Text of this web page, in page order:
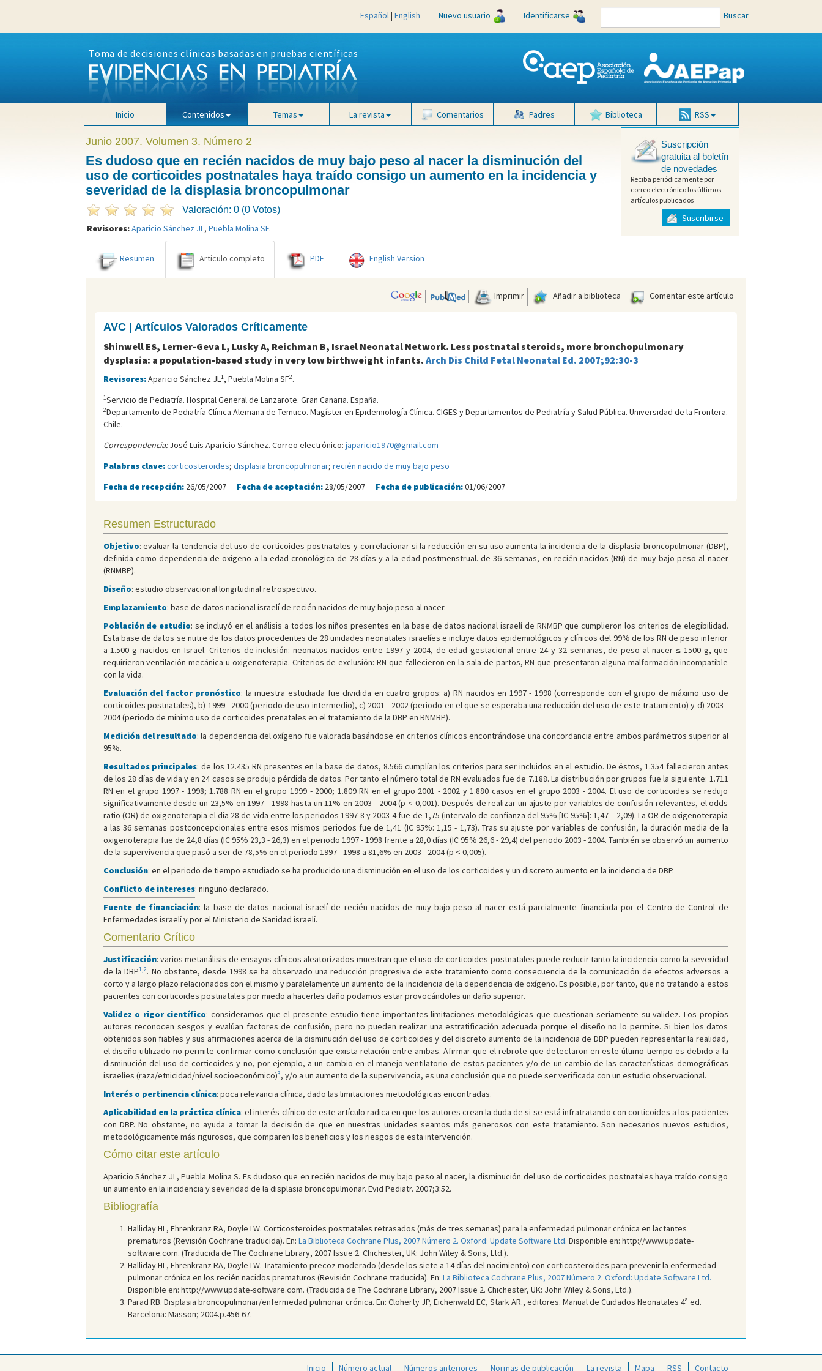
Español| English Nuevo usuario Identificarse Buscar
Toma de decisiones clínicas basadas en pruebas científicas
Inicio Contenidos Temas La revista Comentarios Padres Biblioteca RSS
Junio 2007. Volumen 3. Número 2
Es dudoso que en recién nacidos de muy bajo peso al nacer la disminución del
uso de corticoides postnatales haya traído consigo un aumento en la incidencia y
severidad de la displasia broncopulmonar
Valoración: 0 (0 Votos)
Revisores:Aparicio Sánchez JL, Puebla Molina SF.
Suscripción
gratuita al boletín
de novedades
Reciba periódicamente por
correo electrónico los últimos
artículos publicados
Suscribirse
Resumen Artículo completo PDF English Version
Imprimir Añadir a biblioteca Comentar este artículo
AVC | Artículos Valorados Críticamente
Shinwell ES, Lerner-Geva L, Lusky A, Reichman B, Israel Neonatal Network. Less postnatal steroids, more bronchopulmonary
dysplasia: a population-based study in very low birthweight infants. Arch Dis Child Fetal Neonatal Ed. 2007;92:30-3
Revisores:Aparicio Sánchez JL1, Puebla Molina SF2.
1Servicio de Pediatría. Hospital General de Lanzarote. Gran Canaria. España.
2Departamento de Pediatrí­a Clí­nica Alemana de Temuco. Magí­ster en Epidemiologí­a Clí­nica. CIGES y Departamentos de Pediatrí­a y Salud Pública. Universidad de la Frontera.
Chile.
Correspondencia:José Luis Aparicio Sánchez. Correo electrónico: japaricio1970@gmail.com
Palabras clave:corticosteroides; displasia broncopulmonar; recién nacido de muy bajo peso
Fecha de recepción: 26/05/2007 Fecha de aceptación: 28/05/2007 Fecha de publicación:01/06/2007
Resumen Estructurado
Objetivo: evaluar la tendencia del uso de corticoides postnatales y correlacionar si la reducción en su uso aumenta la incidencia de la displasia broncopulmonar (DBP),
definida como dependencia de oxígeno a la edad cronológica de 28 días y a la edad postmenstrual. de 36 semanas, en recién nacidos (RN) de muy bajo peso al nacer
(RNMBP).
Diseño: estudio observacional longitudinal retrospectivo.
Emplazamiento: base de datos nacional israelí de recién nacidos de muy bajo peso al nacer.
Población de estudio: se incluyó en el análisis a todos los niños presentes en la base de datos nacional israelí de RNMBP que cumplieron los criterios de elegibilidad.
Esta base de datos se nutre de los datos procedentes de 28 unidades neonatales israelíes e incluye datos epidemiológicos y clínicos del 99% de los RN de peso inferior
a 1.500 g nacidos en Israel. Criterios de inclusión: neonatos nacidos entre 1997 y 2004, de edad gestacional entre 24 y 32 semanas, de peso al nacer ≤ 1500 g, que
requirieron ventilación mecánica u oxigenoterapia. Criterios de exclusión: RN que fallecieron en la sala de partos, RN que presentaron alguna malformación incompatible
con la vida.
Evaluación del factor pronóstico: la muestra estudiada fue dividida en cuatro grupos: a) RN nacidos en 1997 - 1998 (corresponde con el grupo de máximo uso de
corticoides postnatales), b) 1999 - 2000 (periodo de uso intermedio), c) 2001 - 2002 (periodo en el que se esperaba una reducción del uso de este tratamiento) y d) 2003 -
2004 (periodo de mínimo uso de corticoides prenatales en el tratamiento de la DBP en RNMBP).
Medición del resultado: la dependencia del oxígeno fue valorada basándose en criterios clínicos encontrándose una concordancia entre ambos parámetros superior al
95%.
Resultados principales: de los 12.435 RN presentes en la base de datos, 8.566 cumplían los criterios para ser incluidos en el estudio. De éstos, 1.354 fallecieron antes
de los 28 días de vida y en 24 casos se produjo pérdida de datos. Por tanto el número total de RN evaluados fue de 7.188. La distribución por grupos fue la siguiente: 1.711
RN en el grupo 1997 - 1998; 1.788 RN en el grupo 1999 - 2000; 1.809 RN en el grupo 2001 - 2002 y 1.880 casos en el grupo 2003 - 2004. El uso de corticoides se redujo
significativamente desde un 23,5% en 1997 - 1998 hasta un 11% en 2003 - 2004 (p < 0,001). Después de realizar un ajuste por variables de confusión relevantes, el odds
ratio (OR) de oxigenoterapia el día 28 de vida entre los periodos 1997-8 y 2003-4 fue de 1,75 (intervalo de confianza del 95% [IC 95%]: 1,47 – 2,09). La OR de oxigenoterapia
a las 36 semanas postconcepcionales entre esos mismos periodos fue de 1,41 (IC 95%: 1,15 - 1,73). Tras su ajuste por variables de confusión, la duración media de la
oxigenoterapia fue de 24,8 días (IC 95% 23,3 - 26,3) en el periodo 1997 - 1998 frente a 28,0 días (IC 95% 26,6 - 29,4) del periodo 2003 - 2004. También se observó un aumento
de la supervivencia que pasó a ser de 78,5% en el periodo 1997 - 1998 a 81,6% en 2003 - 2004 (p < 0,005).
Conclusión: en el periodo de tiempo estudiado se ha producido una disminución en el uso de los corticoides y un discreto aumento en la incidencia de DBP.
Conflicto de intereses: ninguno declarado.
Fuente de financiación: la base de datos nacional israelí de recién nacidos de muy bajo peso al nacer está parcialmente financiada por el Centro de Control de
Enfermedades israelí y por el Ministerio de Sanidad israelí.
Comentario Crítico
Justificación: varios metanálisis de ensayos clínicos aleatorizados muestran que el uso de corticoides postnatales puede reducir tanto la incidencia como la severidad
de la DBP1,2. No obstante, desde 1998 se ha observado una reducción progresiva de este tratamiento como consecuencia de la comunicación de efectos adversos a
corto y a largo plazo relacionados con el mismo y paralelamente un aumento de la incidencia de la dependencia de oxígeno. Es posible, por tanto, que no tratando a estos
pacientes con corticoides postnatales por miedo a hacerles daño podamos estar provocándoles un daño superior.
Validez o rigor científico: consideramos que el presente estudio tiene importantes limitaciones metodológicas que cuestionan seriamente su validez. Los propios
autores reconocen sesgos y evalúan factores de confusión, pero no pueden realizar una estratificación adecuada porque el diseño no lo permite. Si bien los datos
obtenidos son fiables y sus afirmaciones acerca de la disminución del uso de corticoides y del discreto aumento de la incidencia de DBP pueden representar la realidad,
el diseño utilizado no permite confirmar como conclusión que exista relación entre ambas. Afirmar que el rebrote que detectaron en este último tiempo es debido a la
disminución del uso de corticoides y no, por ejemplo, a un cambio en el manejo ventilatorio de estos pacientes y/o de un cambio de las características demográficas
israelíes (raza/etnicidad/nivel socioeconómico)3, y/o a un aumento de la supervivencia, es una conclusión que no puede ser verificada con un estudio observacional.
Interés o pertinencia clínica: poca relevancia clínica, dado las limitaciones metodológicas encontradas.
Aplicabilidad en la práctica clínica: el interés clínico de este artículo radica en que los autores crean la duda de si se está infratratando con corticoides a los pacientes
con DBP. No obstante, no ayuda a tomar la decisión de que en nuestras unidades seamos más generosos con este tratamiento. Son necesarios nuevos estudios,
metodológicamente más rigurosos, que comparen los beneficios y los riesgos de esta intervención.
Cómo citar este artículo
Aparicio Sánchez JL, Puebla Molina S. Es dudoso que en recién nacidos de muy bajo peso al nacer, la disminución del uso de corticoides postnatales haya traído consigo
un aumento en la incidencia y severidad de la displasia broncopulmonar. Evid Pediatr. 2007;3:52.
Bibliografía
Halliday HL, Ehrenkranz RA, Doyle LW. Corticosteroides postnatales retrasados (más de tres semanas) para la enfermedad pulmonar crónica en lactantes
prematuros (Revisión Cochrane traducida). En: La Biblioteca Cochrane Plus, 2007 Número 2. Oxford: Update Software Ltd. Disponible en: http://www.update-
software.com. (Traducida de The Cochrane Library, 2007 Issue 2. Chichester, UK: John Wiley & Sons, Ltd.).
Halliday HL, Ehrenkranz RA, Doyle LW. Tratamiento precoz moderado (desde los siete a 14 días del nacimiento) con corticosteroides para prevenir la enfermedad
pulmonar crónica en los recién nacidos prematuros (Revisión Cochrane traducida). En: La Biblioteca Cochrane Plus, 2007 Número 2. Oxford: Update Software Ltd.
Disponible en: http://www.update-software.com. (Traducida de The Cochrane Library, 2007 Issue 2. Chichester, UK: John Wiley & Sons, Ltd.).
Parad RB. Displasia broncopulmonar/enfermedad pulmonar crónica. En: Cloherty JP, Eichenwald EC, Stark AR., editores. Manual de Cuidados Neonatales 4ª ed.
Barcelona: Masson; 2004.p.456-67.
Inicio Número actual Números anteriores Normas de publicación La revista Mapa RSS Contacto